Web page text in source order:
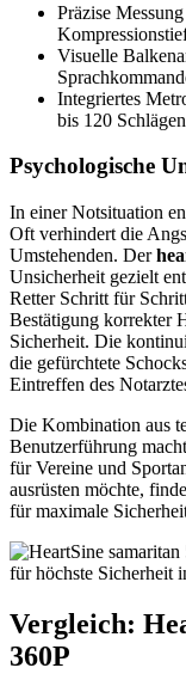
Präzise
Visuelle
Integriertes
bis 120
Psychologische
In einer Notsituation
Oft verhindert die
Umstehenden. Der
Unsicherheit gezielt
Retter Schritt für
Bestätigung korrekter
Sicherheit. Die
die gefürchtete
Eintreffen des
Die Kombination aus
Benutzerführung
für Vereine und
ausrüsten möchte,
für maximale
Vergleich:
360P